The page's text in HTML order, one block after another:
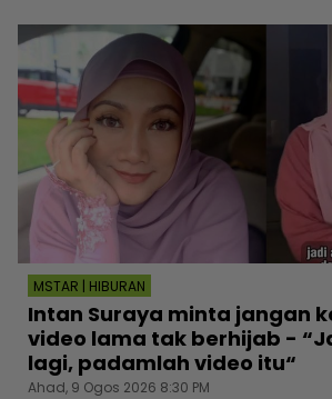
MSTAR | HIBURAN
Intan Suraya minta jangan
video lama tak berhijab -
lagi, padamlah video itu“
Ahad, 9 Ogos 2026 8:30 PM